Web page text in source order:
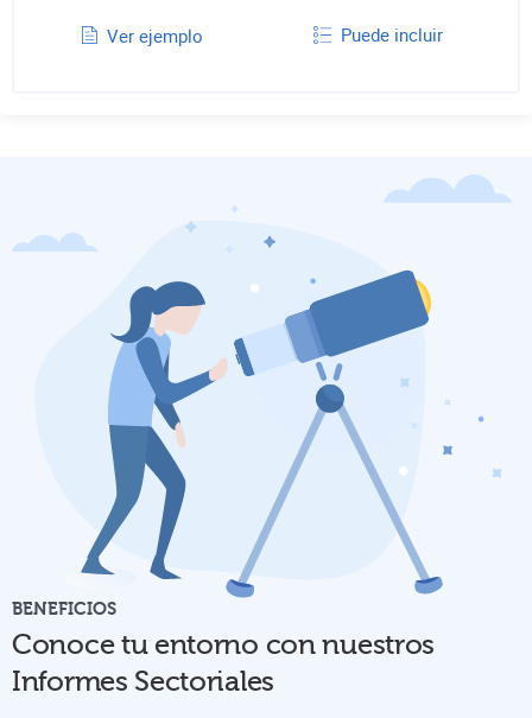
Ver ejemplo Puede incluir
BENEFICIOS
Conoce tu entorno con nuestros
Informes Sectoriales